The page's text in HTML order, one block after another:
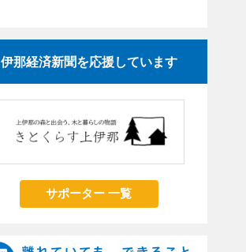
伊那経済新聞を応援しています
サポーター 一覧